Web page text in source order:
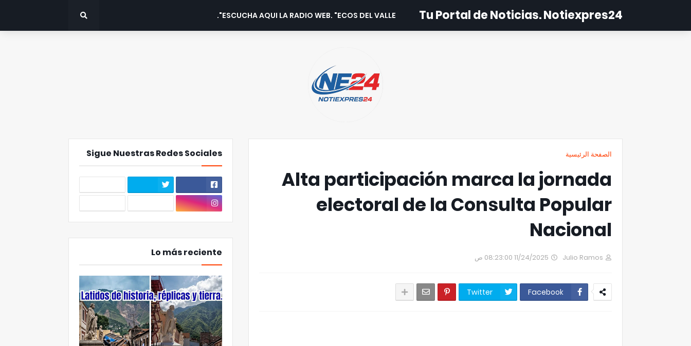
Tu Portal de Noticias. Notiexpres24
ESCUCHA AQUI LA RADIO WEB. "ECOS DEL VALLE".
الصفحة الرئيسية
Alta participación marca la jornada
electoral de la Consulta Popular
Nacional
Julio Ramos 11/24/2025 08:23:00 ص
Facebook
Twitter
Sigue Nuestras Redes Sociales
Lo más reciente